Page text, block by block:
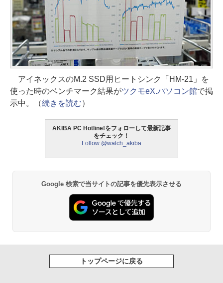
アイネックスのM.2 SSD用ヒートシンク「HM-21」を
使った時のベンチマーク結果がツクモeX.パソコン館で掲
示中。（続きを読む）
AKIBA PC Hotline!をフォローして最新記事
をチェック！
Follow @watch_akiba
Google 検索で当サイトの記事を優先表示させる
トップページに戻る